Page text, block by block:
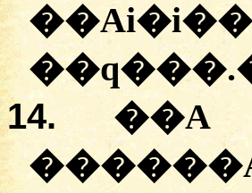
��q���.
14.
��A